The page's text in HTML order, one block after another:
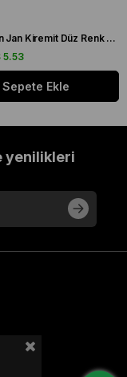
Kroren Jan Jan Kiremit Düz Renk Şal 7301-85
5.53
Sepete Ekle
yenilikleri